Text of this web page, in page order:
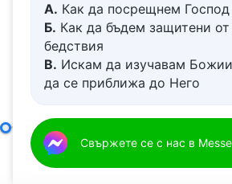
Епохата на благодатта Бог
което означава, че Бог бил
спасил човека, и че бил
любящ Бог. Бог бил с човека.
Неговото състрадание и
съпътствали всеки човек и
чрез приемане на името на
А. Как да посрещнем
Б. Как да бъдем защитени
бедствия
В. Искам да изучавам
да се приближа до Него
живот
Д.Имам молба за молитва
Свържете се с нас в
Видение за Божието дело (3)